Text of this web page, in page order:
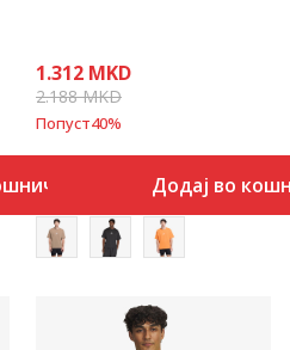
1.312 MKD
2.188MKD
Попуст40%
Додај во